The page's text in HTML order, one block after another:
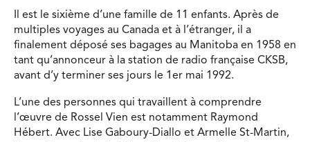
Il est le sixième d’une famille de 11 enfants. Après de
multiples voyages au Canada et à l’étranger, il a
finalement déposé ses bagages au Manitoba en 1958 en
tant qu’annonceur à la station de radio française CKSB,
avant d’y terminer ses jours le 1er mai 1992.
L’une des personnes qui travaillent à comprendre
l’œuvre de Rossel Vien est notamment Raymond
Hébert. Avec Lise Gaboury-Diallo et Armelle St-Martin,